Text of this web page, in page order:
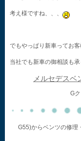
考え様ですね、、、
でもやっぱり新車ってお客
当社でも新車の御相談も承
メルセデスベ
G
G55)からベンツの修理